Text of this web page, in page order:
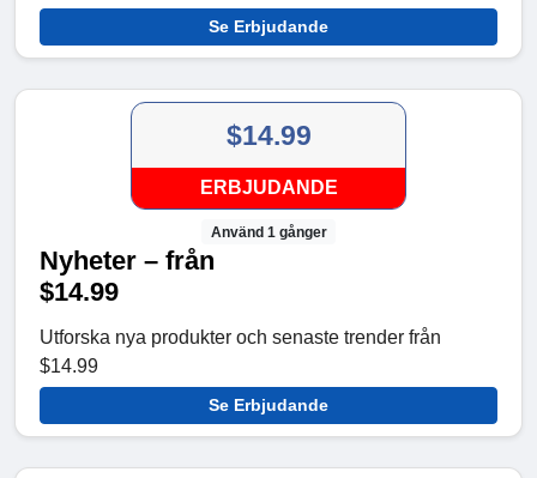
Se Erbjudande
$14.99
ERBJUDANDE
Använd 1 gånger
Nyheter – från
$14.99
Utforska nya produkter och senaste trender från
$14.99
Se Erbjudande